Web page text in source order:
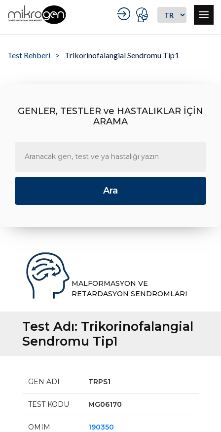
Test Rehberi Trikorinofalangial Sendromu Tip1
GENLER, TESTLER ve HASTALIKLAR İÇİN
ARAMA
MALFORMASYON VE
RETARDASYON SENDROMLARI
Test Adı: Trikorinofalangial
Sendromu Tip1
GEN ADI TRPS1
TEST KODU MG06170
OMIM
190350